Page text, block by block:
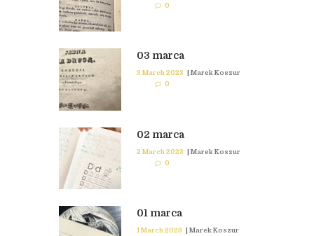
0
03 marca
3 March 2023 | Marek Koszur
0
02 marca
2 March 2023 | Marek Koszur
0
01 marca
1 March 2023
Marek Koszur